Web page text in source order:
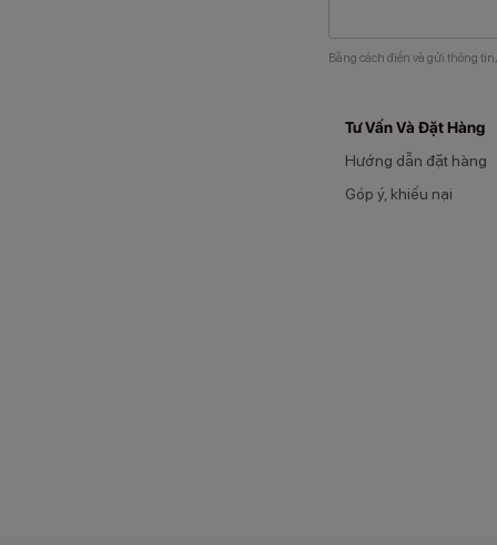
Bằng cách điền và gửi thông
Tư Vấn Và Đặt Hàng
Hướng dẫn đặt hàng
Góp ý, khiếu nại